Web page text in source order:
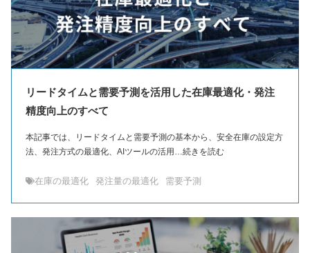
リードタイムと需要予測を活用した在庫最適化・発注
精度向上のすべて
本記事では、リードタイムと需要予測の基本から、安全在庫の設定方
法、発注方式の最適化、AIツールの活用…続きを読む
在庫の最適化 発注量の最適化 需要予測